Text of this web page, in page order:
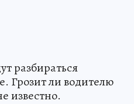
разбираться
Грозит ли водителю
известно.